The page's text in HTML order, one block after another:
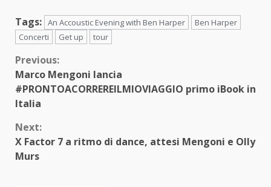
Tags: An Accoustic Evening with Ben Harper
Ben Harper
Concerti
Get up tour
Continue
Reading
Previous:
Marco Mengoni lancia
#PRONTOACORREREILMIOVIAGGIO primo iBook in
Italia
Next:
X Factor 7 a ritmo di dance, attesi Mengoni e Olly
Murs